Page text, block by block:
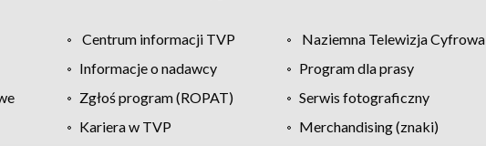
Centrum informacji TVP Naziemna Telewizja Cyfrowa
Informacje o nadawcy
Program dla prasy
Zgłoś program (ROPAT)
Serwis fotograficzny
Kariera w TVP
Merchandising (znaki)